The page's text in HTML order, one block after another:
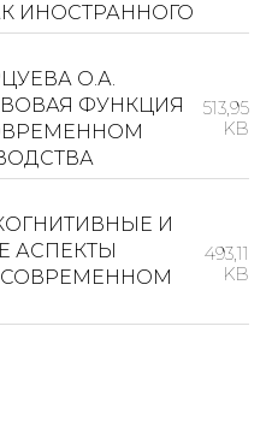
ИНОСТРАННОГО
О.А.
ФУНКЦИЯ
513,95
KB
И
АСПЕКТЫ
493,11
KB